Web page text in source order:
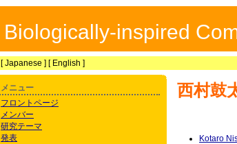
Biologically-inspired
[Japanese ] [ English ]
西村鼓
Kotaro
メニュー
フロントページ
メンバー
研究テーマ
発表